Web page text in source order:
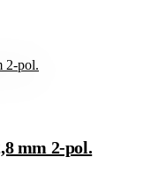
mm 2-pol.